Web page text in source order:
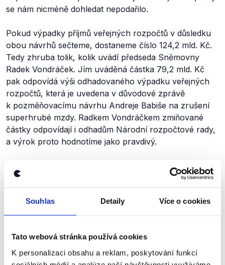
Souhlas Detaily Více o cookies
Tato webová stránka používá cookies
K personalizaci obsahu a reklam, poskytování funkcí
se nám nicméně dohledat nepodařilo.
Pokud výpadky příjmů veřejných rozpočtů v důsledku
obou návrhů sečteme, dostaneme číslo 124,2 mld. Kč.
Tedy zhruba tolik, kolik uvádí předseda Sněmovny
Radek Vondráček. Jím uváděná částka 79,2 mld. Kč
pak odpovídá výši odhadovaného výpadku veřejných
rozpočtů, která je uvedena v důvodové zprávě
k pozměňovacímu návrhu Andreje Babiše na zrušení
superhrubé mzdy. Radkem Vondráčkem zmiňované
částky odpovídají i odhadům Národní rozpočtové rady,
a výrok proto hodnotíme jako pravdivý.
Výrok jsme zmínili